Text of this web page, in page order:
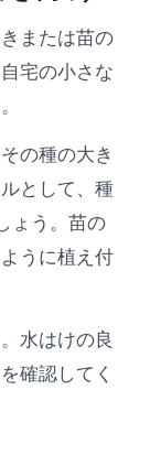
または苗の
宅の小さな
の種の大き
として、種
ょう。苗の
うに植え付
水はけの良
確認してく